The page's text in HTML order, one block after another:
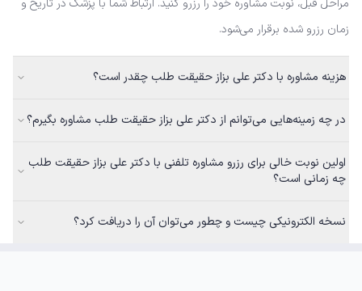
مراحل قبل، نوبت مشاوره خود را رزرو کنید. ارتباط شما با پزشک در تاریخ و
زمان رزرو شده برقرار می‌شود.
هزینه مشاوره با دکتر علی بزاز حقیقت طلب چقدر است؟
در چه زمینه‌هایی می‌توانم از دکتر علی بزاز حقیقت طلب مشاوره بگیرم؟
اولین نوبت خالی برای رزرو مشاوره تلفنی با دکتر علی بزاز حقیقت طلب
چه زمانی است؟
نسخه الکترونیکی چیست و چطور می‌توان آن را دریافت کرد؟